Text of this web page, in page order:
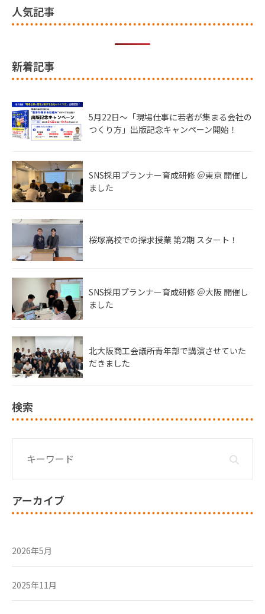
人気記事
新着記事
5月22日〜「現場仕事に若者が集まる会社の
つくり方」出版記念キャンペーン開始！
SNS採用プランナー育成研修 ＠東京 開催し
ました
桜塚高校での探求授業 第2期 スタート！
SNS採用プランナー育成研修 ＠大阪 開催し
ました
北大阪商工会議所青年部で講演させていた
だきました
検索
アーカイブ
2026年5月
2025年11月